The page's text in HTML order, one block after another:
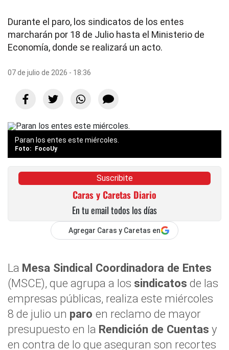
Durante el paro, los sindicatos de los entes
marcharán por 18 de Julio hasta el Ministerio de
Economía, donde se realizará un acto.
07 de julio de 2026 - 18:36
Paran los entes este miércoles.
FocoUy
Suscribite
Caras y Caretas Diario
En tu email todos los días
Agregar Caras y Caretas en
La Mesa Sindical Coordinadora de Entes
(MSCE), que agrupa a los sindicatos de las
empresas públicas, realiza este miércoles
8 de julio un paro en reclamo de mayor
presupuesto en la Rendición de Cuentas y
en contra de lo que aseguran son recortes